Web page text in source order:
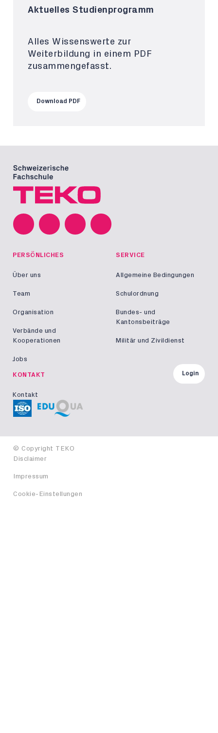
Aktuelles Studienprogramm
Alles Wissenswerte zur
Weiterbildung in einem PDF
zusammengefasst.
Download PDF
PERSÖNLICHES
Über uns
Team
Organisation
Verbände und
Kooperationen
Jobs
SERVICE
Allgemeine Bedingungen
Schulordnung
Bundes- und
Kantonsbeiträge
Militär und Zivildienst
KONTAKT
Kontakt
Login
© Copyright TEKO
Disclaimer
Impressum
Cookie-Einstellungen